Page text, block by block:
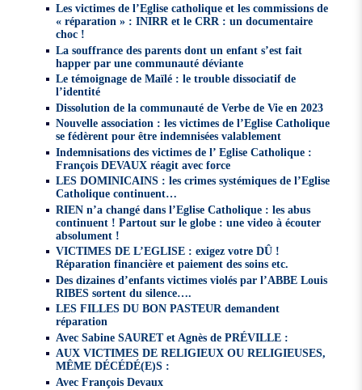
Les victimes de l’Eglise catholique et les commissions de
« réparation » : INIRR et le CRR : un documentaire
choc !
La souffrance des parents dont un enfant s’est fait
happer par une communauté déviante
Le témoignage de Maïlé : le trouble dissociatif de
l’identité
Dissolution de la communauté de Verbe de Vie en 2023
Nouvelle association : les victimes de l’Eglise Catholique
se fédèrent pour être indemnisées valablement
Indemnisations des victimes de l’ Eglise Catholique :
François DEVAUX réagit avec force
LES DOMINICAINS : les crimes systémiques de l’Eglise
Catholique continuent…
RIEN n’a changé dans l’Eglise Catholique : les abus
continuent ! Partout sur le globe : une video à écouter
absolument !
VICTIMES DE L’EGLISE : exigez votre DÛ !
Réparation financière et paiement des soins etc.
Des dizaines d’enfants victimes violés par l’ABBE Louis
RIBES sortent du silence….
LES FILLES DU BON PASTEUR demandent
réparation
Avec Sabine SAURET et Agnès de PRÉVILLE :
AUX VICTIMES DE RELIGIEUX OU RELIGIEUSES,
MÊME DÉCÉDÉ(E)S :
Avec François Devaux